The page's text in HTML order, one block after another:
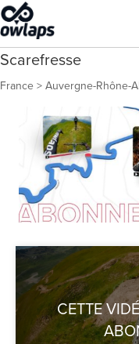
Scarefresse
France>Auvergne-Rhône-
CETTE